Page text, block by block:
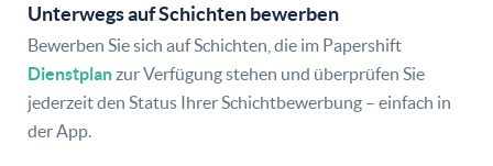
Unterwegs auf Schichten bewerben
Bewerben Sie sich auf Schichten, die im Papershift
Dienstplanzur Verfügung stehen und überprüfen Sie
jederzeit den Status Ihrer Schichtbewerbung – einfach in
der App.